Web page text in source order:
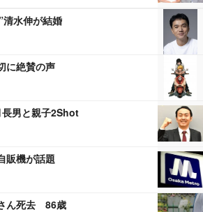
清水伸が結婚
に絶賛の声
男と親子2Shot
販機が話題
ん死去 86歳